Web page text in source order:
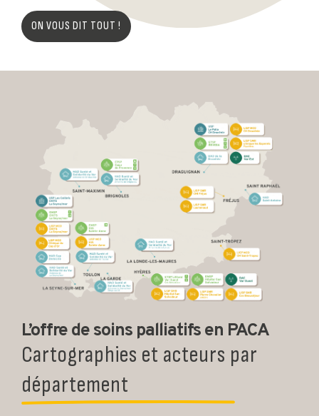
ON VOUS DIT TOUT !
L’offre de soins palliatifs en PACA
Cartographies et acteurs par
département